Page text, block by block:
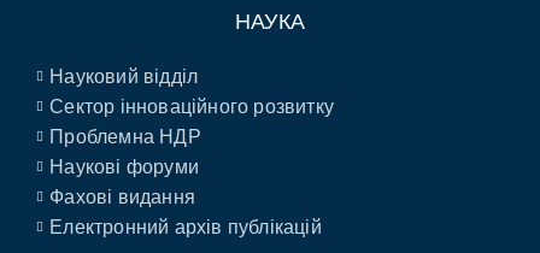
НАУКА
Науковий відділ
Сектор інноваційного розвитку
Проблемна НДР
Наукові форуми
Фахові видання
Електронний архів публікацій